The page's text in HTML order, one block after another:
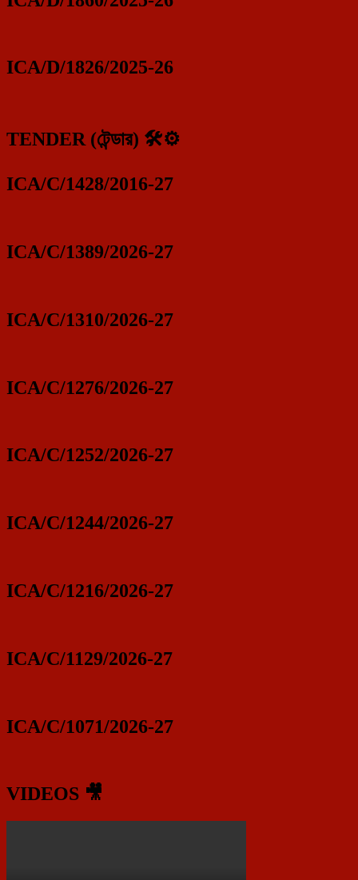
ICA/D/1826/2025-26
TENDER (টেন্ডার) 🛠️⚙️
ICA/C/1428/2016-27
ICA/C/1389/2026-27
ICA/C/1310/2026-27
ICA/C/1276/2026-27
ICA/C/1252/2026-27
ICA/C/1244/2026-27
ICA/C/1216/2026-27
ICA/C/1129/2026-27
ICA/C/1071/2026-27
VIDEOS 🎥